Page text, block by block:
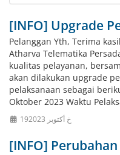
[INFO] Upgrade
Pelanggan Yth, Terima
Atharva Telematika
kualitas pelayanan,
akan dilakukan upgrade
pelaksanaan sebagai
Oktober 2023 Waktu
19خ أكتوبر 2023
[INFO]